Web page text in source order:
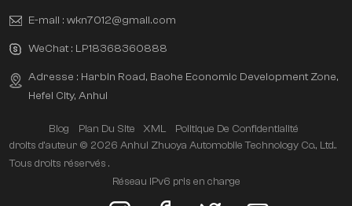
E-mail : wkn7012@gmail.com
WeChat : LP18368360888
Adresse : Harbin Road, Baohe Economic Development Zone,
Hefei City, Anhui
Blog Plan Du Site XML
Politique De Confidentialité
droits d'auteur © 2026 Anhui Zhuoya Automobile Technology Co., Ltd..
Tous droits réservés .
Réseau IPv6 pris en charge